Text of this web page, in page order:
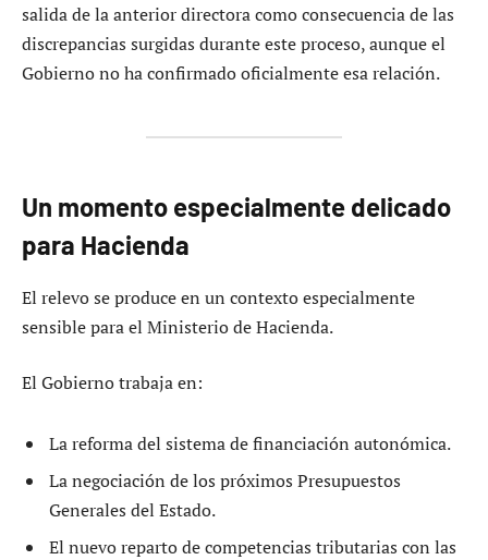
salida de la anterior directora como consecuencia de las
discrepancias surgidas durante este proceso, aunque el
Gobierno no ha confirmado oficialmente esa relación.
Un momento especialmente delicado
para Hacienda
El relevo se produce en un contexto especialmente
sensible para el Ministerio de Hacienda.
El Gobierno trabaja en:
La reforma del sistema de financiación autonómica.
La negociación de los próximos Presupuestos
Generales del Estado.
El nuevo reparto de competencias tributarias con las